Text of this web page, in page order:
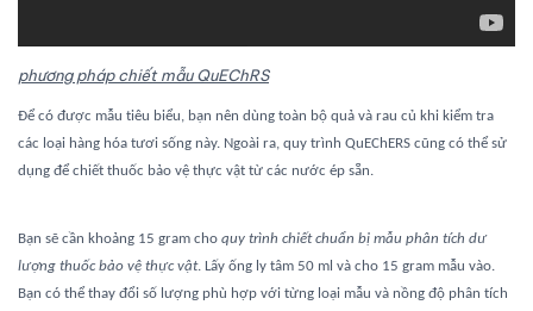
phương pháp chiết mẫu QuEChRS
Để có được mẫu tiêu biểu, bạn nên dùng toàn bộ quả và rau củ khi kiểm tra
các loại hàng hóa tươi sống này. Ngoài ra, quy trình QuEChERS cũng có thể sử
dụng để chiết thuốc bảo vệ thực vật từ các nước ép sẵn.
Bạn sẽ cần khoảng 15 gram cho quy trình chiết chuẩn bị mẫu phân tích dư
lượng thuốc bảo vệ thực vật. Lấy ống ly tâm 50 ml và cho 15 gram mẫu vào.
Bạn có thể thay đổi số lượng phù hợp với từng loại mẫu và nồng độ phân tích